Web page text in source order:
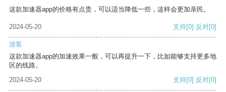
这款加速器app的价格有点贵，可以适当降低一些，这样会更加亲民。
2024-05-20 支持[0] 反对[0]
游客
这款加速器app的加速效果一般，可以再提升一下，比如能够支持更多地
区的线路。
2024-05-20
支持[0] 反对[0]